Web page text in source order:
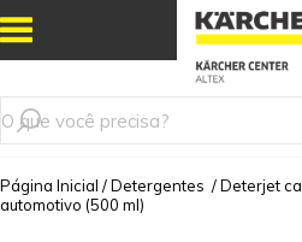
Página Inicial /Detergentes /Deterjet
automotivo (500 ml)